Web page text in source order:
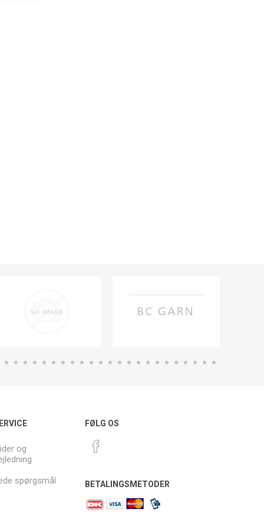
og
spørgsmål
FØLG OS
BETALINGSMETODER